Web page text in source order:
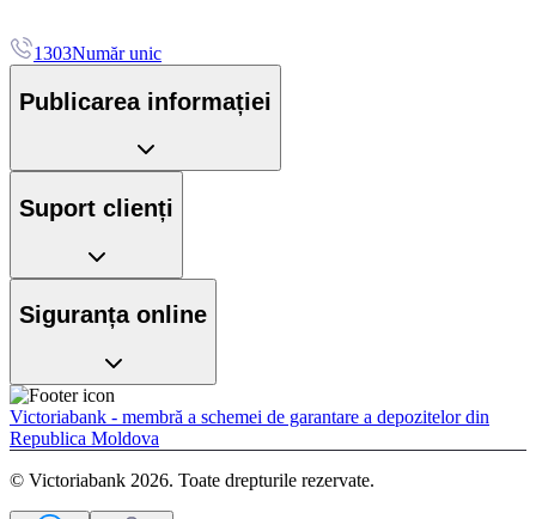
1303Număr unic
Publicarea informației
Suport clienți
Siguranța online
Victoriabank - membră a schemei de garantare a depozitelor din
Republica Moldova
© Victoriabank 2026. Toate drepturile rezervate.